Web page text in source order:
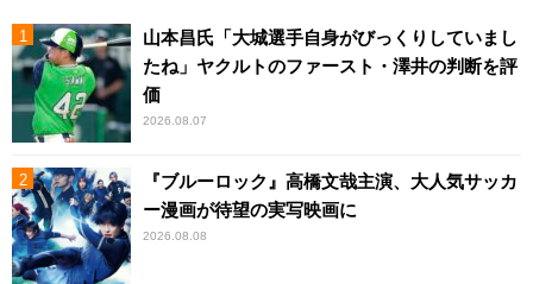
山本昌氏「大城選手自身がびっくりしていまし
たね」ヤクルトのファースト・澤井の判断を評
価
2026.08.07
『ブルーロック』高橋文哉主演、大人気サッカ
ー漫画が待望の実写映画に
2026.08.08